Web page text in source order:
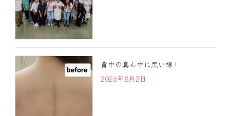
背中の真ん中に黒い線！
2026年8月2日